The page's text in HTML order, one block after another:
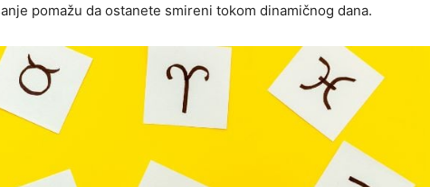
pomažu da ostanete smireni tokom dinamičnog dana.